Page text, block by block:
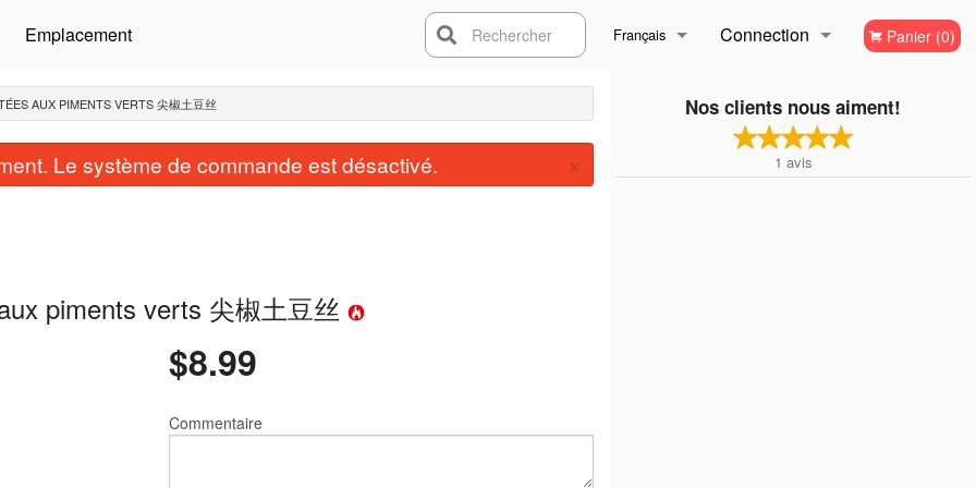
Emplacement Français
English
Connection
Inscription
Panier (0)
Rechercher
Nos clients nous aiment!
1 avis
AUX PIMENTS VERTS 尖椒土豆丝
Le système de commande est désactivé. ×
piments verts 尖椒土豆丝
$8.99
Commentaire